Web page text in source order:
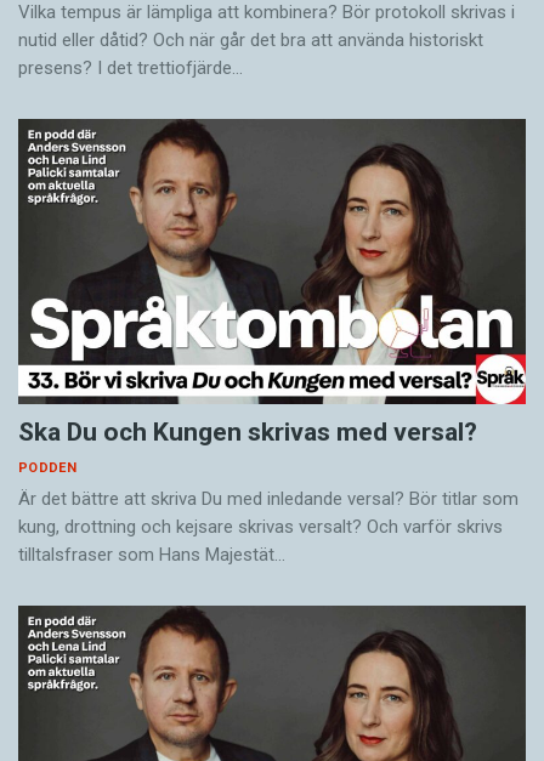
Vilka tempus är lämpliga att kombinera? Bör protokoll skrivas i
nutid eller dåtid? Och när går det bra att använda historiskt
presens? I det trettiofjärde…
Ska Du och Kungen skrivas med versal?
PODDEN
Är det bättre att skriva Du med inledande versal? Bör titlar som
kung, drottning och kejsare skrivas versalt? Och varför skrivs
tilltalsfraser som Hans Majestät…